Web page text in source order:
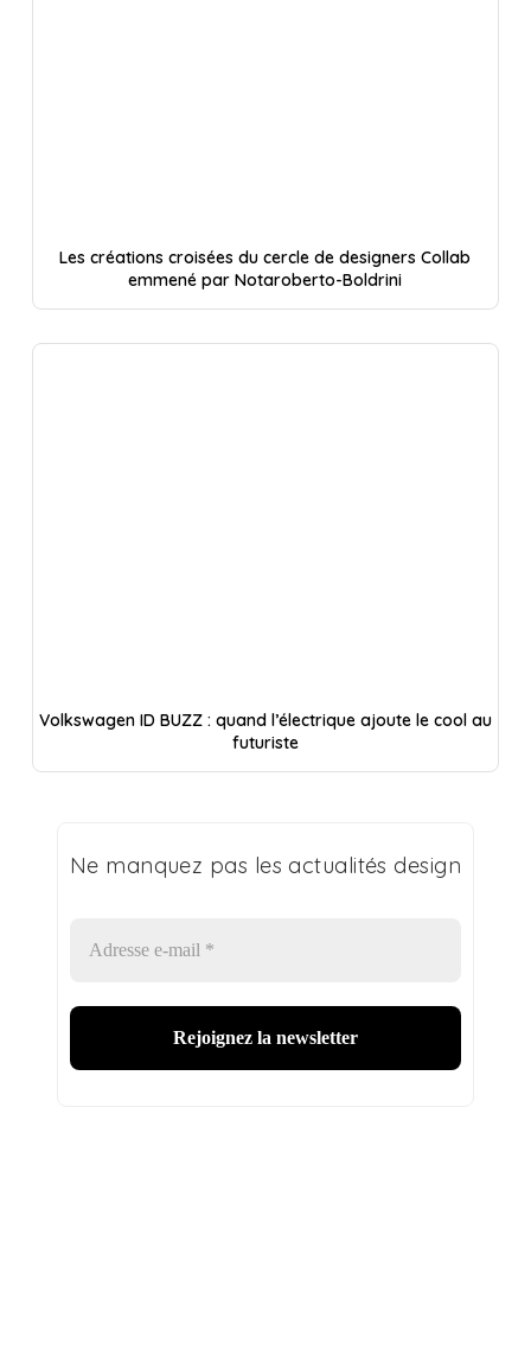
Les créations croisées du cercle de designers Collab
emmené par Notaroberto-Boldrini
Volkswagen ID BUZZ : quand l’électrique ajoute le cool au
futuriste
Ne manquez pas les actualités design